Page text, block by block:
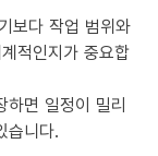
보다 작업 범위와
적인지가 중요합
하면 일정이 밀리
습니다.